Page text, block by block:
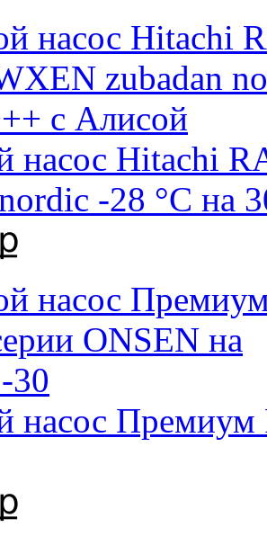
насос Hitachi
-28 °С на
насос